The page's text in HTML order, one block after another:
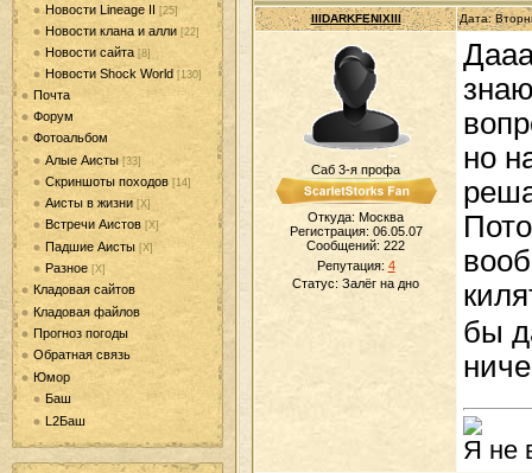
Новости Lineage II [25]
Новости клана и алли [22]
Новости сайта [8]
Новости Shock World [130]
Почта
Форум
Фотоальбом
Алые Аисты [33]
Скриншоты походов [14]
Аисты в жизни [Х]
Встречи Аистов [Х]
Падшие Аисты [Х]
Разное [Х]
Кладовая сайтов
Кладовая файлов
Прогноз погоды
Обратная связь
Юмор
Баш
L2Баш
IIIDARKFENIXIII Дата:
Саб 3-я профа
Откуда: Москва
Регистрация: 06.05.07
Сообщений: 222
Репутация: 4
Статус: Залёг на дно
но
бы
Я не